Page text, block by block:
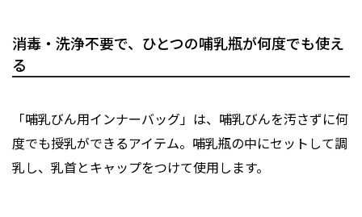
消毒・洗浄不要で、ひとつの哺乳瓶が何度でも使え
る
「哺乳びん用インナーバッグ」は、哺乳びんを汚さずに何
度でも授乳ができるアイテム。哺乳瓶の中にセットして調
乳し、乳首とキャップをつけて使用します。